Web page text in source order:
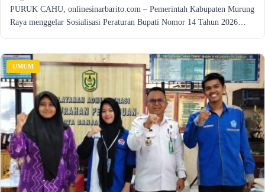
PURUK CAHU, onlinesinarbarito.com – Pemerintah Kabupaten Murung
Raya menggelar Sosialisasi Peraturan Bupati Nomor 14 Tahun 2026…
UMUM